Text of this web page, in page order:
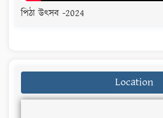
পিঠা উৎসব -2024
Location